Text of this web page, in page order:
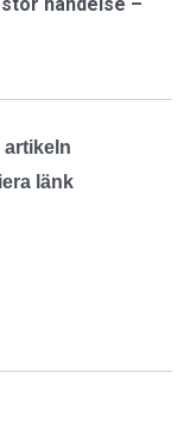
artikeln
länk